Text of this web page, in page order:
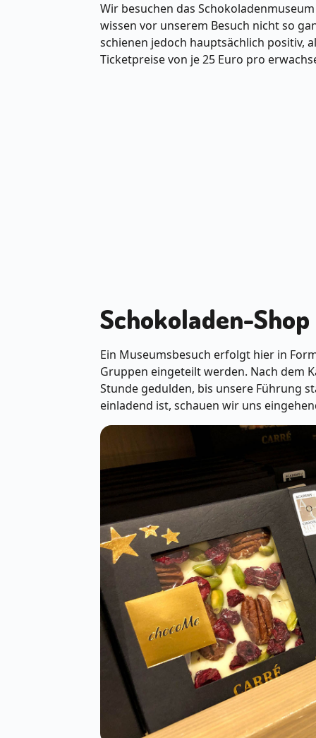
Wir besuchen das
wissen vor unserem Besuch nicht so
schienen jedoch hauptsächlich positiv,
Ticketpreise von je 25 Euro pro
Schokoladen-
Ein Museumsbesuch erfolgt hier in
Gruppen eingeteilt werden. Nach dem
Stunde gedulden, bis unsere Führung
einladend ist, schauen wir uns